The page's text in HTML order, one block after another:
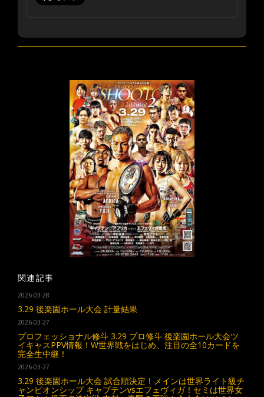
関連記事
2026-03-28
3.29 後楽園ホール大会 計量結果
2026-03-27
プロフェッショナル修斗 3.29 プロ修斗 後楽園ホール大会ツ
イキャスPPV情報！W世界戦をはじめ、注目の全10カードを
完全生中継！
2026-03-27
3.29 後楽園ホール大会 試合順決定！メインは世界ライト級チ
ャンピオンシップ キャプテンvsエフェヴィガ！セミは世界女